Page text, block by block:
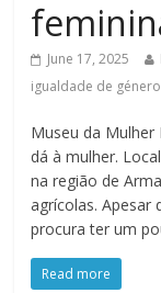
June 17, 2025
igualdade de género
Museu da Mulher
dá à mulher.
na região de
agrícolas. Apesar
procura ter um
Read more